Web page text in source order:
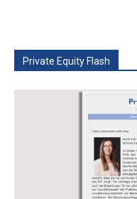
Private Equity Flash